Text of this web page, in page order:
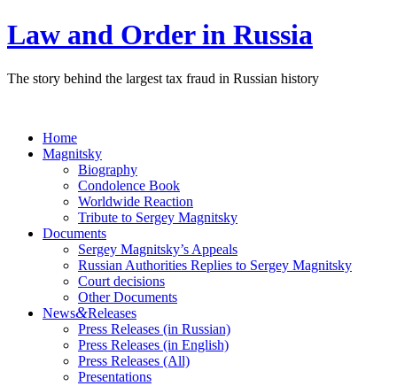
Law and Order in Russia
The story behind the largest tax fraud in Russian history
Home
Magnitsky
Biography
Condolence Book
Worldwide Reaction
Tribute to Sergey Magnitsky
Documents
Sergey Magnitsky’s Appeals
Russian Authorities Replies to Sergey Magnitsky
Court decisions
Other Documents
News&Releases
Press Releases (in Russian)
Press Releases (in English)
Press Releases (All)
Presentations